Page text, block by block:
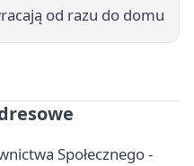
od razu do domu
Społecznego -